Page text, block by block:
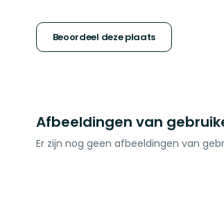
sterren
Beoordeel deze plaats
Afbeeldingen van
Er zijn nog geen afbeeldingen van